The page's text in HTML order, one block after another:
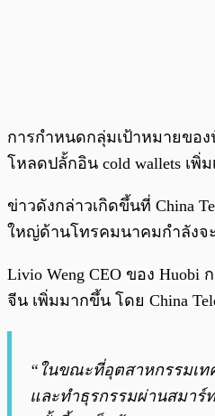
การกำหนดกลุ่มเป้าหมายของ
โหลดปลั้กอิน cold wallets เพิ่
ข่าวดังกล่าวเกิดขึ้นที่ China
ใหญ่ด้านโทรคมนาคมกำลังจ
Livio Weng CEO ของ
จีน เพิ่มมากขึ้น โดย China
“ในขณะที่อุตสาหกรรมเท
และทำธุรกรรมผ่านสมาร์